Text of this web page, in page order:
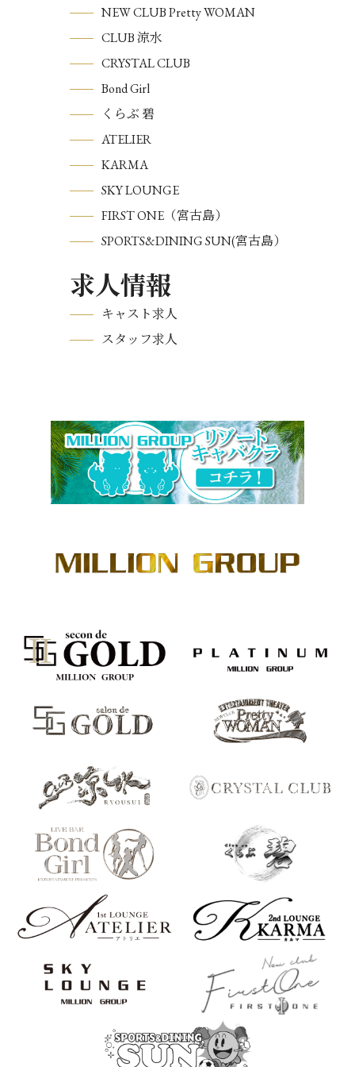
NEW CLUB Pretty WOMAN
CLUB 涼水
CRYSTAL CLUB
Bond Girl
くらぶ 碧
ATELIER
KARMA
SKY LOUNGE
FIRST ONE（宮古島）
SPORTS&DINING SUN(宮古島）
求人情報
キャスト求人
スタッフ求人